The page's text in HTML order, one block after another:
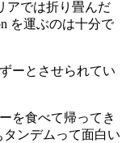
アでは折り畳んだ
を運ぶのは十分で
ーとさせられてい
を食べて帰ってき
タンデムって面白い